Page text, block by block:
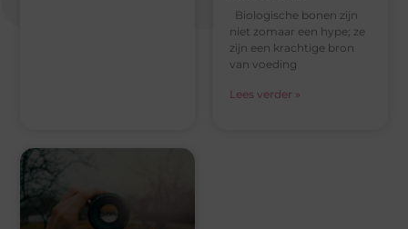
Biologische bonen zijn
niet zomaar een hype; ze
zijn een krachtige bron
van voeding
Lees verder »